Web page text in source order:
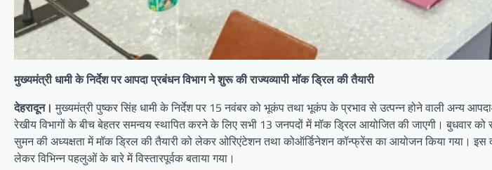
मुख्यमंत्री धामी के निर्देश पर आपदा प्रबंधन विभाग ने शुरू की राज्यव्यापी मॉक ड्रिल की तैयारी
देहरादून। मुख्यमंत्री पुष्कर सिंह धामी के निर्देश पर 15 नवंबर को भूकंप तथा भूकंप के प्रभाव से उत्पन्न होने वाली अन्य
रेखीय विभागों के बीच बेहतर समन्वय स्थापित करने के लिए सभी 13 जनपदों में मॉक ड्रिल आयोजित की जाएगी। बुधवार को
सुमन की अध्यक्षता में मॉक ड्रिल की तैयारी को लेकर ओरिएंटेशन तथा कोऑर्डिनेशन कॉन्फ्रेंस का आयोजन किया गया।
लेकर विभिन्न पहलुओं के बारे में विस्तारपूर्वक बताया गया।